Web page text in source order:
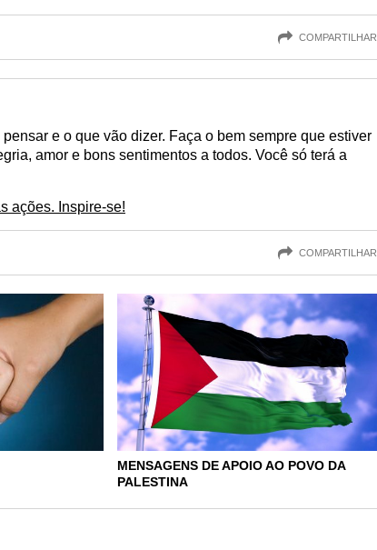
COMPARTILHAR
e o que vão dizer. Faça o bem sempre que estiver
amor e bons sentimentos a todos. Você só terá a
ações. Inspire-se!
COMPARTILHAR
MENSAGENS DE APOIO AO POVO DA
PALESTINA